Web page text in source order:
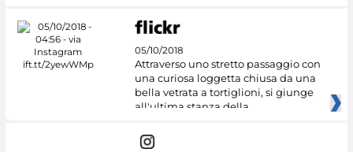
05/10/2018
Attraverso uno stretto passaggio con
una curiosa loggetta chiusa da una
bella vetrata a tortiglioni, si giunge
all'ultima stanza della